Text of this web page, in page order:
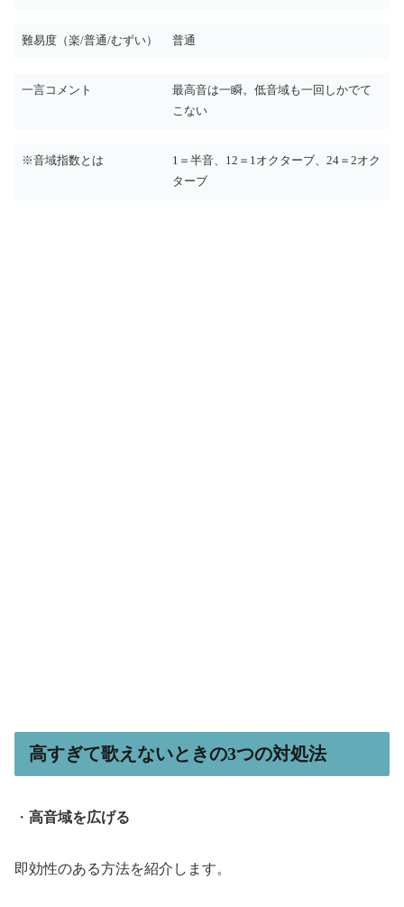
難易度（楽/普通/むずい） 普通
一言コメント
最高音は一瞬。低音域も一回しかでて
こない
※音域指数とは
1＝半音、12＝1オクターブ、24＝2オク
ターブ
高すぎて歌えないときの3つの対処法
・ 高音域を広げる
即効性のある方法を紹介します。